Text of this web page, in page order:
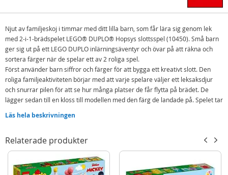
Njut av familjeskoj i timmar med ditt lilla barn, som får lära sig genom lek
med 2-i-1-brädspelet LEGO® DUPLO® Hopsys slottsspel (10450). Små barn
ger sig ut på ett LEGO DUPLO inlärningsäventyr och övar på att räkna och
sortera färger när de spelar ett av 2 roliga spel.
Först använder barn siffror och färger för att bygga ett kreativt slott. Den
roliga familjeaktiviteten börjar med att varje spelare väljer ett leksaksdjur
och snurrar pilen för att se hur många platser de får flytta på brädet. De
lägger sedan till en kloss till modellen med den färg de landade på. Spelet tar
färgsortering för att se vem som kan bygga det högsta leksakstornet.
byggleksak.
Denna pedagogiska leksak har en mängd olika inlärningsaktiviteter, som att
förstå hur man turas om, använder fantasi och finmotorik för att bygga
kreativt eller samarbetar för att bygga klart slottet. Innehåller 47 delar.
Läs hela beskrivningen
Relaterade produkter